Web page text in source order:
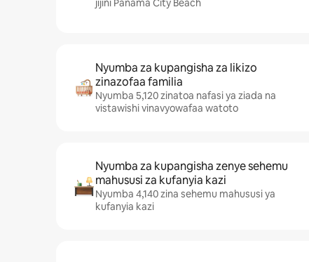
jijini Panama City Beach
Nyumba za kupangisha za likizo
zinazofaa familia
Nyumba 5,120 zinatoa nafasi ya ziada na
vistawishi vinavyowafaa watoto
Nyumba za kupangisha zenye sehemu
mahususi za kufanyia kazi
Nyumba 4,140 zina sehemu mahususi ya
kufanyia kazi